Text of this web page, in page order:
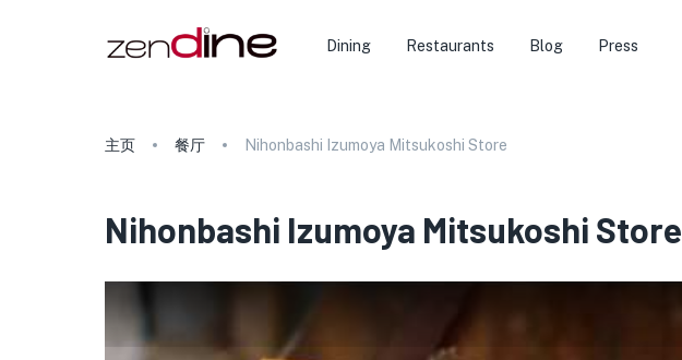
Dining Restaurants Blog Press
主页 餐厅 Nihonbashi Izumoya Mitsukoshi Store
Nihonbashi Izumoya Mitsukoshi Store